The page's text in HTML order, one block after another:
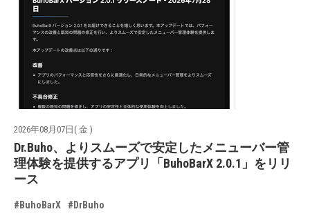
2026年08月07日( 金 )
Dr.Buho、よりスムーズで安定したメニューバー管
理体験を提供するアプリ「BuhoBarX 2.0.1」をリリ
ース
#BuhoBarX #DrBuho